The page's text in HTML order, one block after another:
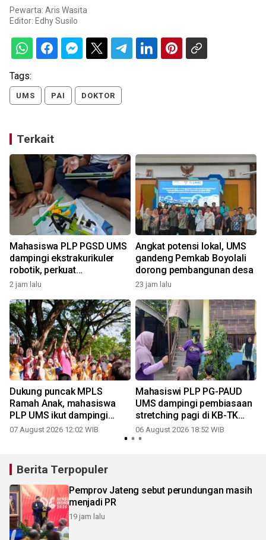
Pewarta: Aris Wasita
Editor: Edhy Susilo
Tags:
UMS PAI DOKTOR
Terkait
Mahasiswa PLP PGSD UMS
dampingi ekstrakurikuler
robotik, perkuat
pembelajaran STEM
2 jam lalu
Angkat potensi lokal, UMS
gandeng Pemkab Boyolali
dorong pembangunan desa
23 jam lalu
Dukung puncak MPLS
Ramah Anak, mahasiswa
PLP UMS ikut dampingi
keceriaan siswa di Taman
07 August 2026 12:02 WIB
Mahasiswi PLP PG-PAUD
UMS dampingi pembiasaan
stretching pagi di KB-TK
Alam Surya Mentari
06 August 2026 18:52 WIB
Berita Terpopuler
Pemprov Jateng sebut perundungan masih
menjadi PR
19 jam lalu